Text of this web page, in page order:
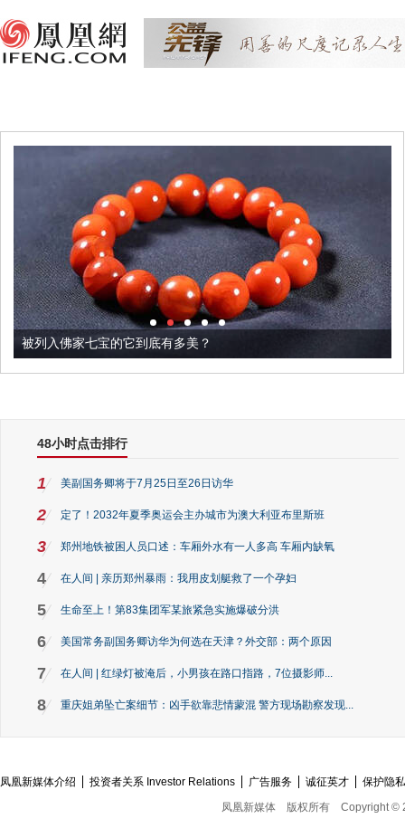
被列入佛家七宝的它到底有多美？
48小时点击排行
1 美副国务卿将于7月25日至26日访华
2 定了！2032年夏季奥运会主办城市为澳大利亚布里斯班
3 郑州地铁被困人员口述：车厢外水有一人多高 车厢内缺氧
4 在人间 | 亲历郑州暴雨：我用皮划艇救了一个孕妇
5 生命至上！第83集团军某旅紧急实施爆破分洪
6 美国常务副国务卿访华为何选在天津？外交部：两个原因
7 在人间 | 红绿灯被淹后，小男孩在路口指路，7位摄影师...
8 重庆姐弟坠亡案细节：凶手欲靠悲情蒙混 警方现场勘察发现...
凤凰新媒体介绍 投资者关系 Investor Relations 广告服务 诚征英才
保护隐
凤凰新媒体
版权所有 Copyright ©